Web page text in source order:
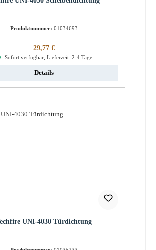
Produktnummer: 01034693
Regulärer Preis:
29,77 €
Sofort verfügbar, Lieferzeit: 2-4 Tage
Details
UNI-4030 Türdichtung